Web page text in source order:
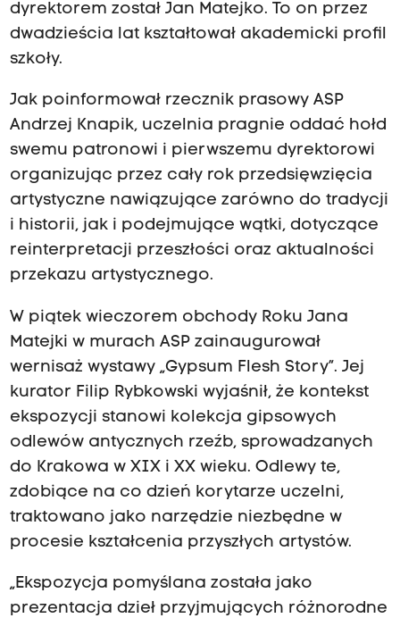
dyrektorem został Jan Matejko. To on przez
dwadzieścia lat kształtował akademicki profil
szkoły.
Jak poinformował rzecznik prasowy ASP
Andrzej Knapik, uczelnia pragnie oddać hołd
swemu patronowi i pierwszemu dyrektorowi
organizując przez cały rok przedsięwzięcia
artystyczne nawiązujące zarówno do tradycji
i historii, jak i podejmujące wątki, dotyczące
reinterpretacji przeszłości oraz aktualności
przekazu artystycznego.
W piątek wieczorem obchody Roku Jana
Matejki w murach ASP zainaugurował
wernisaż wystawy „Gypsum Flesh Story”. Jej
kurator Filip Rybkowski wyjaśnił, że kontekst
ekspozycji stanowi kolekcja gipsowych
odlewów antycznych rzeźb, sprowadzanych
do Krakowa w XIX i XX wieku. Odlewy te,
zdobiące na co dzień korytarze uczelni,
traktowano jako narzędzie niezbędne w
procesie kształcenia przyszłych artystów.
„Ekspozycja pomyślana została jako
prezentacja dzieł przyjmujących różnorodne